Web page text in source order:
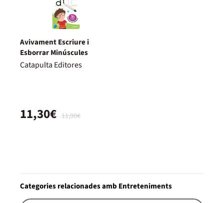
Avivament Escriure i
Esborrar Minúscules
Catapulta Editores
11,90€
11,30€
Categories relacionades amb Entreteniments